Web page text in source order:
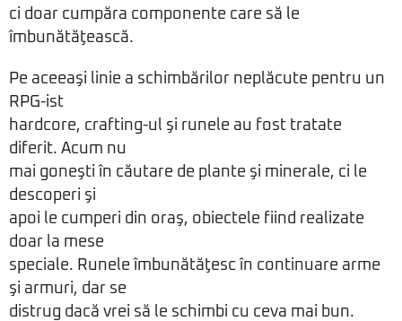
ci doar cumpăra componente care să le
îmbunătăţească.
Pe aceeaşi linie a schimbărilor neplăcute pentru un
RPG-ist
hardcore, crafting-ul şi runele au fost tratate
diferit. Acum nu
mai goneşti în căutare de plante şi minerale, ci le
descoperi şi
apoi le cumperi din oraş, obiectele fiind realizate
doar la mese
speciale. Runele îmbunătăţesc în continuare arme
şi armuri, dar se
distrug dacă vrei să le schimbi cu ceva mai bun.